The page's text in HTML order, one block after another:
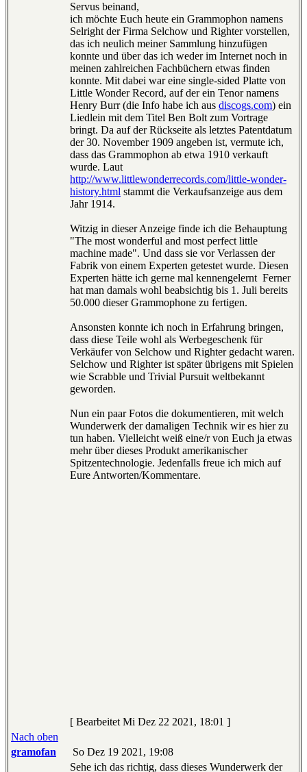
Servus beinand,
ich möchte Euch heute ein Grammophon namens
Selright der Firma Selchow und Righter vorstellen,
das ich neulich meiner Sammlung hinzufügen
konnte und über das ich weder im Internet noch in
meinen zahlreichen Fachbüchern etwas finden
konnte. Mit dabei war eine single-sided Platte von
Little Wonder Record, auf der ein Tenor namens
Henry Burr (die Info habe ich aus discogs.com) ein
Liedlein mit dem Titel Ben Bolt zum Vortrage
bringt. Da auf der Rückseite als letztes Patentdatum
der 30. November 1909 angeben ist, vermute ich,
dass das Grammophon ab etwa 1910 verkauft
wurde. Laut
http://www.littlewonderrecords.com/little-wonder-
history.html stammt die Verkaufsanzeige aus dem
Jahr 1914.
Witzig in dieser Anzeige finde ich die Behauptung
"The most wonderful and most perfect little
machine made". Und dass sie vor Verlassen der
Fabrik von einem Experten getestet wurde. Diesen
Experten hätte ich gerne mal kennengelernt Ferner
hat man damals wohl beabsichtig bis 1. Juli bereits
50.000 dieser Grammophone zu fertigen.
Ansonsten konnte ich noch in Erfahrung bringen,
dass diese Teile wohl als Werbegeschenk für
Verkäufer von Selchow und Righter gedacht waren.
Selchow und Righter ist später übrigens mit Spielen
wie Scrabble und Trivial Pursuit weltbekannt
geworden.
Nun ein paar Fotos die dokumentieren, mit welch
Wunderwerk der damaligen Technik wir es hier zu
tun haben. Vielleicht weiß eine/r von Euch ja etwas
mehr über dieses Produkt amerikanischer
Spitzentechnologie. Jedenfalls freue ich mich auf
Eure Antworten/Kommentare.
[ Bearbeitet Mi Dez 22 2021, 18:01 ]
Nach oben
gramofan
So Dez 19 2021, 19:08
Sehe ich das richtig, dass dieses Wunderwerk der